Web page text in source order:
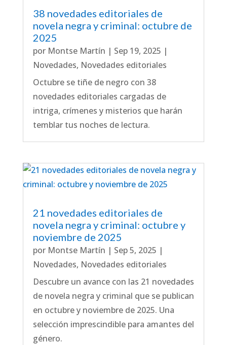
38 novedades editoriales de
novela negra y criminal: octubre de
2025
por Montse Martín | Sep 19, 2025 |
Novedades, Novedades editoriales
Octubre se tiñe de negro con 38
novedades editoriales cargadas de
intriga, crímenes y misterios que harán
temblar tus noches de lectura.
21 novedades editoriales de
novela negra y criminal: octubre y
noviembre de 2025
por Montse Martín | Sep 5, 2025 |
Novedades, Novedades editoriales
Descubre un avance con las 21 novedades
de novela negra y criminal que se publican
en octubre y noviembre de 2025. Una
selección imprescindible para amantes del
género.